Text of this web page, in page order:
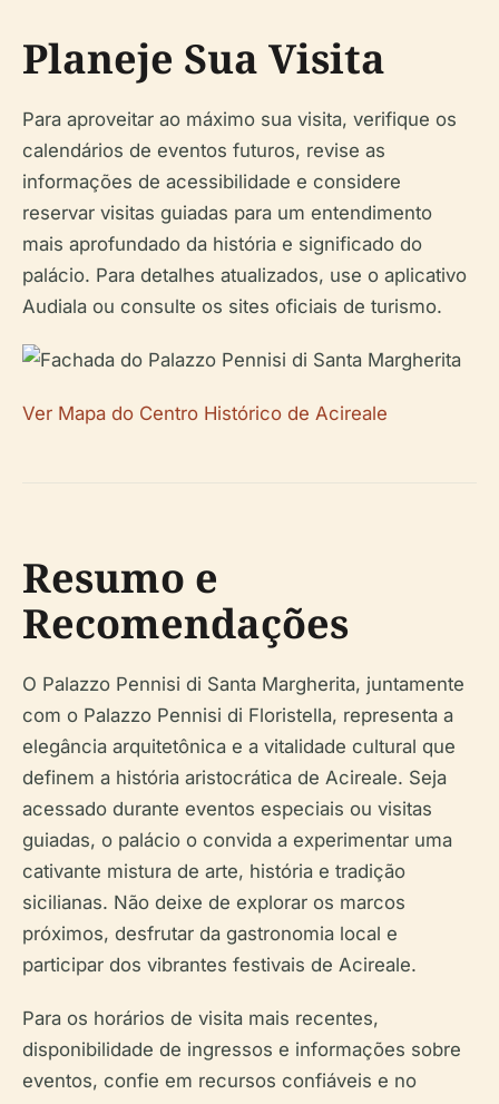
Planeje Sua Visita
Para aproveitar ao máximo sua visita, verifique os
calendários de eventos futuros, revise as
informações de acessibilidade e considere
reservar visitas guiadas para um entendimento
mais aprofundado da história e significado do
palácio. Para detalhes atualizados, use o aplicativo
Audiala ou consulte os sites oficiais de turismo.
Ver Mapa do Centro Histórico de Acireale
Resumo e
Recomendações
O Palazzo Pennisi di Santa Margherita, juntamente
com o Palazzo Pennisi di Floristella, representa a
elegância arquitetônica e a vitalidade cultural que
definem a história aristocrática de Acireale. Seja
acessado durante eventos especiais ou visitas
guiadas, o palácio o convida a experimentar uma
cativante mistura de arte, história e tradição
sicilianas. Não deixe de explorar os marcos
próximos, desfrutar da gastronomia local e
participar dos vibrantes festivais de Acireale.
Para os horários de visita mais recentes,
disponibilidade de ingressos e informações sobre
eventos, confie em recursos confiáveis e no